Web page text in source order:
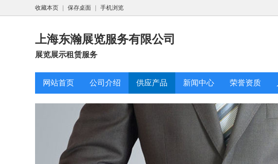
收藏本页 保存桌面 手机浏览
上海东瀚展览服务有限公司
展览展示租赁服务
网站首页 公司介绍 供应产品 新闻中心 荣誉资质